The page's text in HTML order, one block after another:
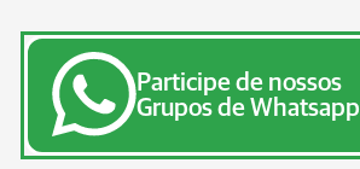
Participe de nossos
Grupos de Whatsapp